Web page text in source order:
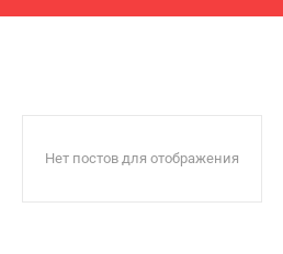
Нет постов для отображения